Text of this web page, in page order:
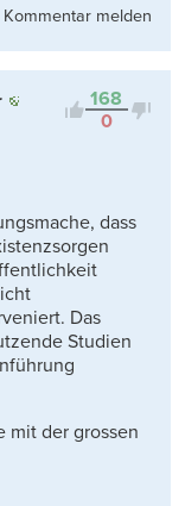
Kommentar melden
168
0
dass
Das
Studien
mit der grossen